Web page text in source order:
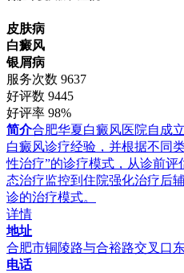
皮肤病
白癜风
银屑病
服务次数 9637
好评数 9445
好评率 98%
简介合肥华夏白癜风医院自成
白癜风诊疗经验，并根据不同
性治疗”的诊疗模式，从诊前
态治疗监控到住院强化治疗后
诊的治疗模式。
详情
地址
合肥市铜陵路与合裕路交叉口
电话